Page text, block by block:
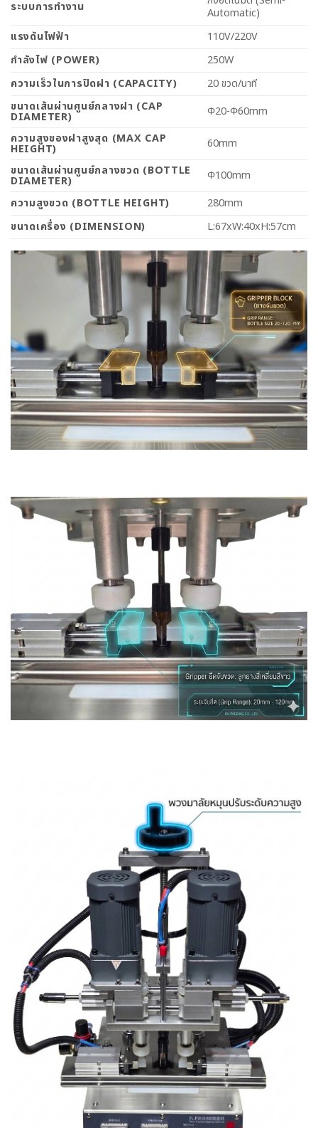
ระบบการทำงาน
Automatic)
แรงดันไฟฟ้า
110V/220V
กำลังไฟ (POWER)
250W
ความเร็วในการปิดฝา (CAPACITY)
20 ขวด/นาที
ขนาดเส้นผ่านศูนย์กลางฝา (CAP
DIAMETER)
Φ20-Φ60mm
ความสูงของฝาสูงสุด (MAX CAP
HEIGHT)
60mm
ขนาดเส้นผ่านศูนย์กลางขวด (BOTTLE
DIAMETER)
Φ100mm
ความสูงขวด (BOTTLE HEIGHT)
280mm
ขนาดเครื่อง (DIMENSION)
L:67xW:40xH:57cm